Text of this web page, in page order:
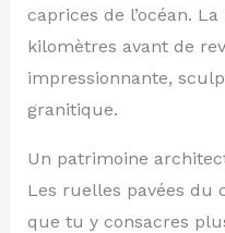
caprices de l’océan.
kilomètres avant de
impressionnante,
granitique.
Un patrimoine
Les ruelles pavées
que tu y consacres